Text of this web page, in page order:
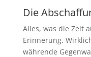
Die
Alles, was die Zeit
Erinnerung.
währende